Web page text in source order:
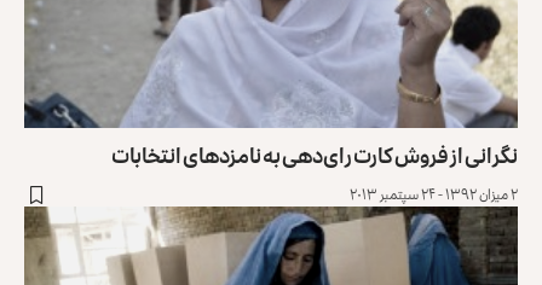
نگرانی از فروش کارت رای‌دهی به نامزدهای انتخابات
۲ میزان ۱۳۹۲ - ۲۴ سپتمبر ۲۰۱۳